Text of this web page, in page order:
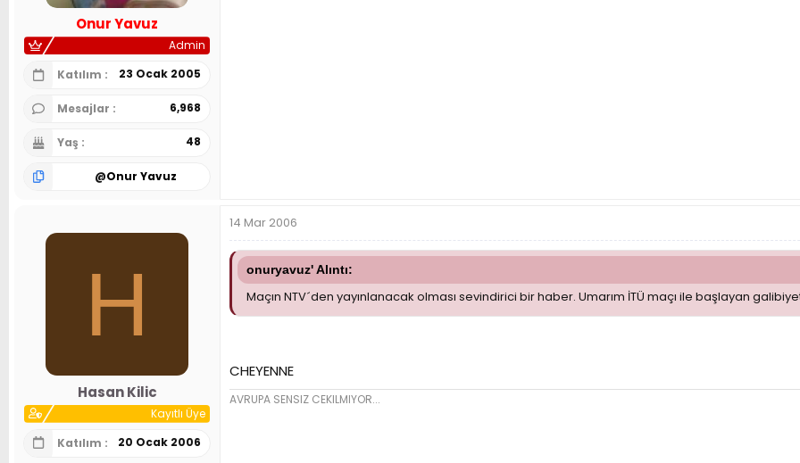
Onur Yavuz
Admin
Katılım
23 Ocak 2005
Mesajlar 6,968
Yaş 48
@Onur Yavuz
H
Hasan Kilic
Kayıtlı Üye
Katılım
20 Ocak 2006
14 Mar 2006
onuryavuz' Alıntı:
Maçın NTV´den yayınlanacak olması sevindirici bir haber. Umarım İTÜ maçı ile başlayan
CHEYENNE
AVRUPA SENSIZ CEKILMIYOR...